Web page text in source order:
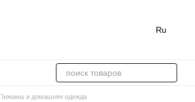
Ru
Пижамы и домашняя одежда